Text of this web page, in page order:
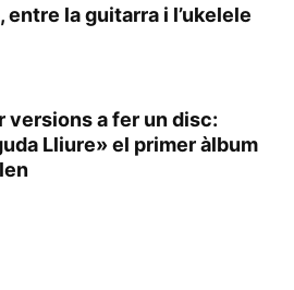
entre la guitarra i l’ukelele
versions a fer un disc:
Lliure» el primer àlbum